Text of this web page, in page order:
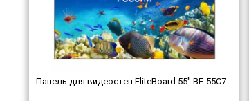
Панель для видеостен EliteBoard 55" BE-55C7